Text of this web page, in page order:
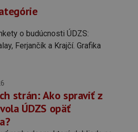
strán: Ako spraviť z
ÚDZS opäť